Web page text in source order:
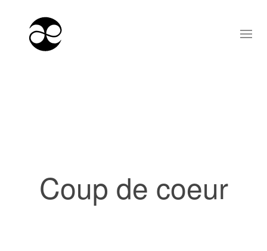
Coup de coeur